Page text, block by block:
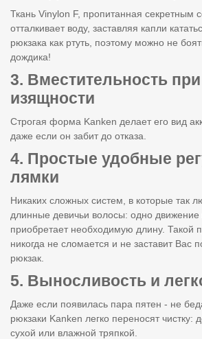
Ткань Vinylon F, пропитанная секретным
отталкивает воду, заставляя капли
рюкзака как ртуть, поэтому можно не
дождика!
3. Вместительность
изящности
Строгая форма Kanken делает его вид
даже если он забит до отказа.
4. Простые удобные
лямки
Никаких сложных систем, в которые так
длинные девичьи волосы: одно движение
приобретает необходимую длину. Такой
никогда не сломается и не заставит Вас
рюкзак.
5. Выносливость и
Даже если появилась пара пятен - не
рюкзаки Kanken легко переносят чистку:
сухой или влажной тряпкой.